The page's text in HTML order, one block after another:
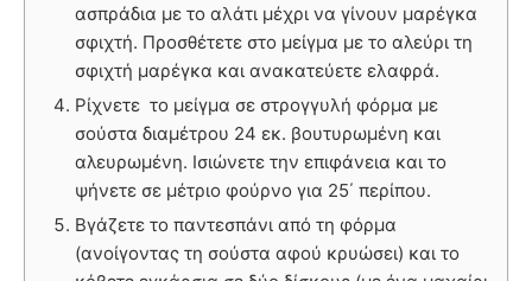
ασπράδια με το αλάτι μέχρι να γίνουν μαρέγκα
σφιχτή. Προσθέτετε στο μείγμα με το αλεύρι τη
σφιχτή μαρέγκα και ανακατεύετε ελαφρά.
Ρίχνετε το μείγμα σε στρογγυλή φόρμα με
σούστα διαμέτρου 24 εκ. βουτυρωμένη και
αλευρωμένη. Ισιώνετε την επιφάνεια και το
ψήνετε σε μέτριο φούρνο για 25΄ περίπου.
Βγάζετε το παντεσπάνι από τη φόρμα
(ανοίγοντας τη σούστα αφού κρυώσει) και το